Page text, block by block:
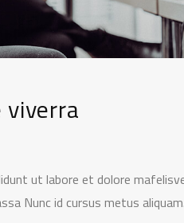
ut labore et dolore
Nunc id cursus metus